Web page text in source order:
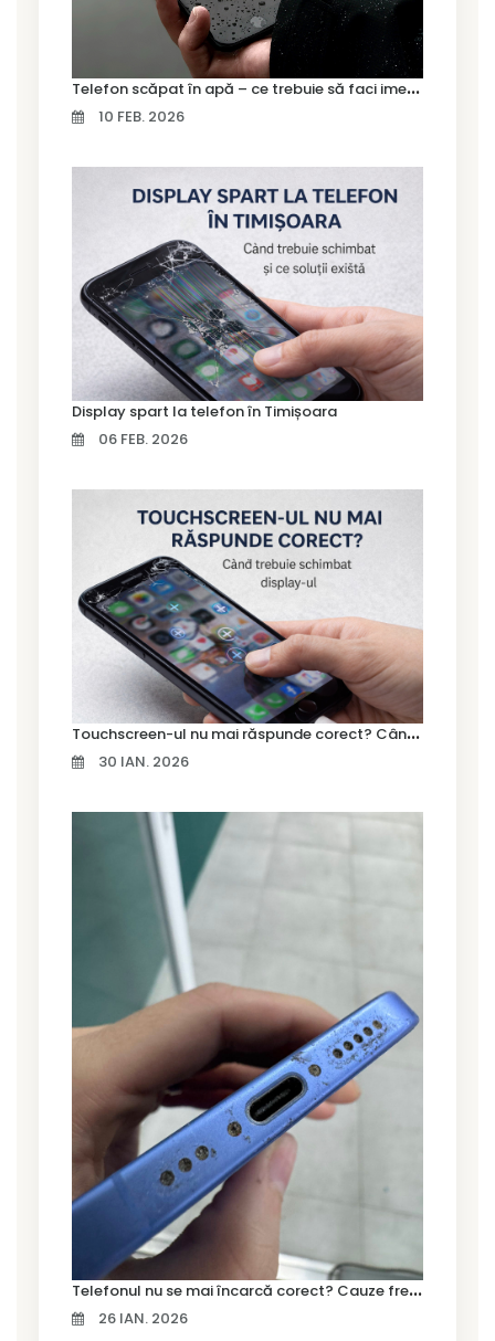
T
elefon scăpat în apă – ce trebuie să faci imediat și ce greșeli să eviți
10 FEB. 2026
Display spart la telefon în Timișoara
06 FEB. 2026
T
ouchscreen-ul nu mai răspunde corect? Când trebuie schimbat display-ul
30 IAN. 2026
T
elefonul nu se mai încarcă corect? Cauze frecvente și soluții la service în Timișoara
26 IAN. 2026